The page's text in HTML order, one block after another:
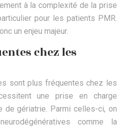
à la complexité de la prise
pour les patients PMR.
un enjeu majeur.
chez les
sont plus fréquentes chez les
une prise en charge
de gériatrie. Parmi celles-ci, on
comme la